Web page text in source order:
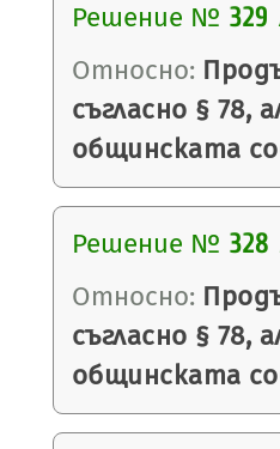
Решение № 329
Относно:
съгласно § 78,
общинската
Решение № 328
Относно:
съгласно § 78,
общинската